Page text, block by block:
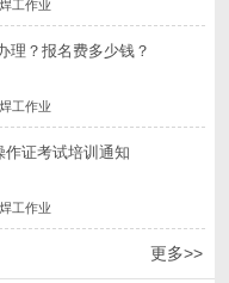
焊工作业
理？报名费多少钱？
焊工作业
作证考试培训通知
焊工作业
更多>>